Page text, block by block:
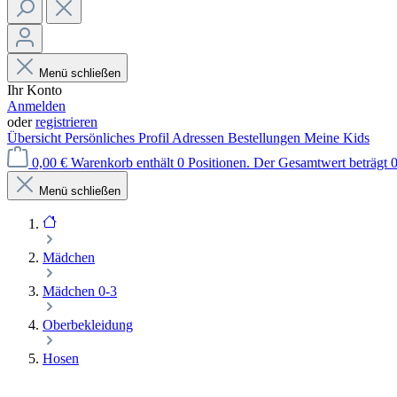
Menü schließen
Ihr Konto
Anmelden
oderregistrieren
Übersicht Persönliches Profil Adressen Bestellungen Meine Kids
0,00 € Warenkorb enthält 0 Positionen. Der Gesamtwert beträgt
Menü schließen
Mädchen
Mädchen 0-3
Oberbekleidung
Hosen